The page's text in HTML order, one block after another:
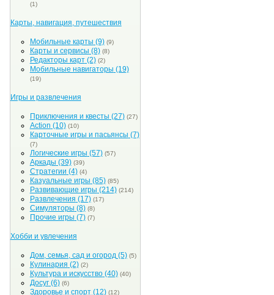
(1)
Карты, навигация, путешествия
Мобильные карты (9) (9)
Карты и сервисы (8) (8)
Редакторы карт(2) (2)
Мобильные навигаторы (19)
(19)
Игры и развлечения
Приключения и квесты (27) (27)
Action (10) (10)
Карточные игры и пасьянсы (7)
(7)
Логические игры (57) (57)
Аркады (39) (39)
Стратегии (4) (4)
Казуальные игры (85) (85)
Развивающие игры (214) (214)
Развлечения (17) (17)
Симуляторы (8) (8)
Прочие игры (7) (7)
Хобби и увлечения
Дом, семья, сад и огород(5) (5)
Кулинария (2) (2)
Культура и искусство(40) (40)
Досуг(6) (6)
Здоровье и спорт(12) (12)